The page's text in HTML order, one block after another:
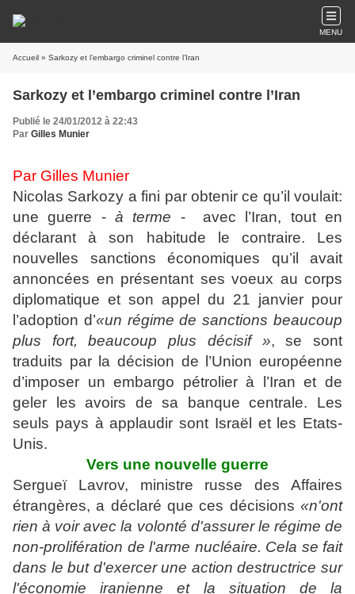
MENU
Accueil » Sarkozy et l’embargo criminel contre l’Iran
Sarkozy et l’embargo criminel contre l’Iran
Publié le 24/01/2012 à 22:43
Par Gilles Munier
Par Gilles Munier
Nicolas Sarkozy a fini par obtenir ce qu’il voulait:
une guerre - à terme - avec l’Iran, tout en
déclarant à son habitude le contraire. Les
nouvelles sanctions économiques qu’il avait
annoncées en présentant ses voeux au corps
diplomatique et son appel du 21 janvier pour
l’adoption d’«un régime de sanctions beaucoup
plus fort, beaucoup plus décisif », se sont
traduits par la décision de l’Union européenne
d’imposer un embargo pétrolier à l’Iran et de
geler les avoirs de sa banque centrale. Les
seuls pays à applaudir sont Israël et les Etats-
Unis.
Vers une nouvelle guerre
Sergueï Lavrov, ministre russe des Affaires
étrangères, a déclaré que ces décisions «n'ont
rien à voir avec la volonté d'assurer le régime de
non-prolifération de l'arme nucléaire. Cela se fait
dans le but d'exercer une action destructrice sur
l'économie iranienne et la situation de la